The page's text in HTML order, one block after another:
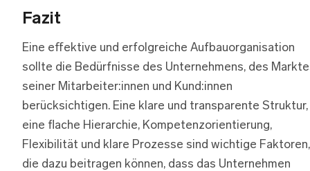
Fazit
Eine effektive und erfolgreiche Aufbauorganisation
sollte die Bedürfnisse des Unternehmens, des
seiner Mitarbeiter:innen und Kund:innen
berücksichtigen. Eine klare und transparente Struktur,
eine flache Hierarchie, Kompetenzorientierung,
Flexibilität und klare Prozesse sind wichtige Faktoren,
die dazu beitragen können, dass das Unternehmen